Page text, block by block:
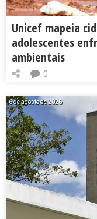
Unicef mapeia
adolescentes
ambientais
0
6 de agosto de 2026